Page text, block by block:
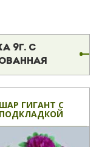
70.50 грн.
9Г. С
ШАР ГИГАНТ С
ПОДКЛАДКОЙ